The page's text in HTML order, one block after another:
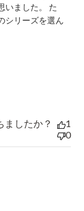
いました。 た
シリーズを選ん
ましたか？
1
0